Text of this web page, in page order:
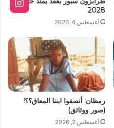
2028
أغسطس 4, 2026
رمظان: أنصفوا ابننا المعاق؟؟!
(صور ووثائق)
أغسطس 2, 2026